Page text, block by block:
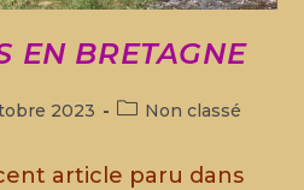
EN BRETAGNE
2023 Non classé
article paru dans